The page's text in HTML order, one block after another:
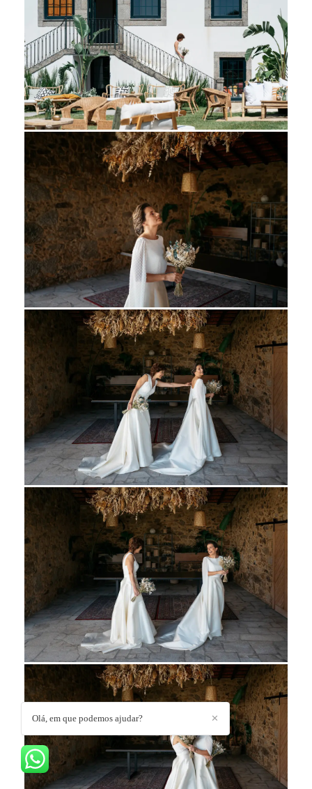
✕
Olá, em que podemos ajudar?